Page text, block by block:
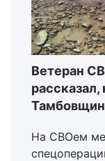
Ветеран
На СВОем